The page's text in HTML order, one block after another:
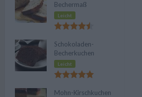
Bechermaß
Leicht
Schokoladen-
Becherkuchen
Leicht
Mohn-Kirschkuchen